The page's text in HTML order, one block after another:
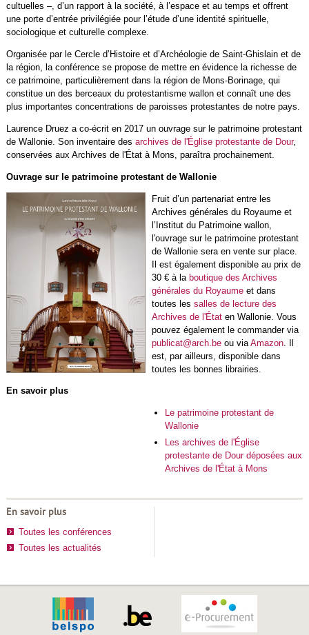
cultuelles –, d’un rapport à la société, à l’espace et au temps et offrent
une porte d’entrée privilégiée pour l’étude d’une identité spirituelle,
sociologique et culturelle complexe.
Organisée par le Cercle d’Histoire et d’Archéologie de Saint-Ghislain et de
la région, la conférence se propose de mettre en évidence la richesse de
ce patrimoine, particulièrement dans la région de Mons-Borinage, qui
constitue un des berceaux du protestantisme wallon et connaît une des
plus importantes concentrations de paroisses protestantes de notre pays.
Laurence Druez a co-écrit en 2017 un ouvrage sur le patrimoine protestant
de Wallonie. Son inventaire des archives de l'Église protestante de Dour,
conservées aux Archives de l'État à Mons, paraîtra prochainement.
Ouvrage sur le patrimoine protestant de Wallonie
Fruit d’un partenariat entre les
Archives générales du Royaume et
l’Institut du Patrimoine wallon,
l'ouvrage sur le patrimoine protestant
de Wallonie sera en vente sur place.
Il est également disponible au prix de
30 € à la boutique des Archives
générales du Royaumeet dans
toutes les salles de lecture des
Archives de l'Étaten Wallonie. Vous
pouvez également le commander via
publicat@arch.beou via Amazon. Il
est, par ailleurs, disponible dans
toutes les bonnes librairies.
En savoir plus
Le patrimoine protestant de
Wallonie
Les archives de l'Église
protestante de Dour déposées aux
Archives de l'État à Mons
En savoir plus
Toutes les conférences
Toutes les actualités